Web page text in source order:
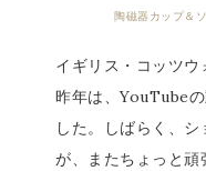
陶磁器カップ＆
イギリス・コッツウ
昨年は、YouTube
した。しばらく、
が、またちょっと頑